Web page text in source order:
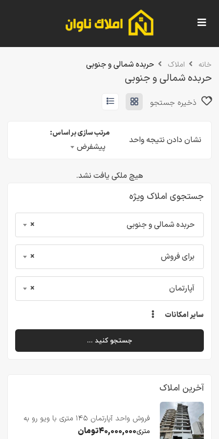
خانه املاک حربده شمالی و جنوبی
حربده شمالی و جنوبی
ذخیره جستجو
جستجوی املاک ویژه
× حربده شمالی و جنوبی
× برای فروش
× آپارتمان
سایر امکانات
جستجو کنید ...
آخرین املاک
فروش واحد آپارتمان ۱۴۵ متری با ویو رو به
دریا در فریدونکنار
متری۴۰,۰۰۰,۰۰۰تومان
نشان دادن نتیجه واحد
مرتب سازی بر اساس:
پیشفرض
هیچ ملکی یافت نشد.